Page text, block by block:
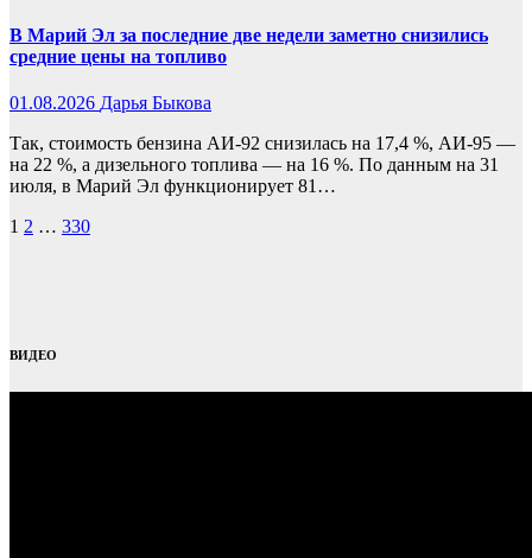
В Марий Эл за последние две недели заметно снизились
средние цены на топливо
01.08.2026 Дарья Быкова
Так, стоимость бензина АИ‑92 снизилась на 17,4 %, АИ‑95 —
на 22 %, а дизельного топлива — на 16 %. По данным на 31
июля, в Марий Эл функционирует 81…
Пагинация
1 2 … 330
ВИДЕО